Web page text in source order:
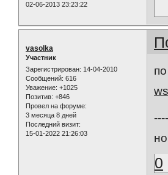
02-06-2013 23:23:22
vasolka
Участник
Зарегистрирован: 14-04-2010
Сообщений: 616
Уважение: +1025
Позитив: +846
Провел на форуме:
3 месяца 8 дней
Последний визит:
15-01-2022 21:26:03
----
0